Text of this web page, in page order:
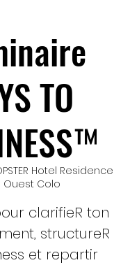
TO
Hotel Residence
Ouest Colo
clarifieR ton
structureR
et repartir